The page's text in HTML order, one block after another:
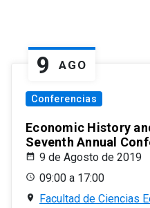
9 AGO
Conferencias
Economic History
Seventh Annual
9 de Agosto de 2019
09:00 a 17:00
Facultad de Ciencias